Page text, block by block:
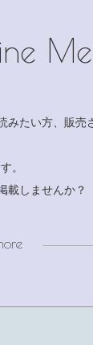
みたい方、販売
。
載しませんか？